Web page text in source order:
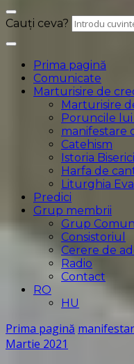
Cauți ceva?
Prima pagină
Comunicate
Marturisire de
Marturisire
Poruncile
manifestare
Catehism
Istoria
Harfa de
Liturghia
Predici
Grup membrii
Grup
Consistoriul
Cerere de
Radio
Contact
RO
HU
Prima pagină
Martie 2021